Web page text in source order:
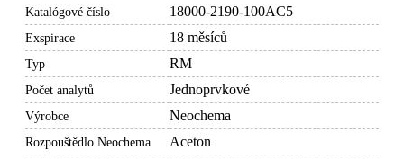
Katalógové číslo 18000-2190-100AC5
Exspirace 18 měsíců
Typ RM
Počet analytů Jednoprvkové
Výrobce Neochema
Rozpouštědlo Neochema Aceton